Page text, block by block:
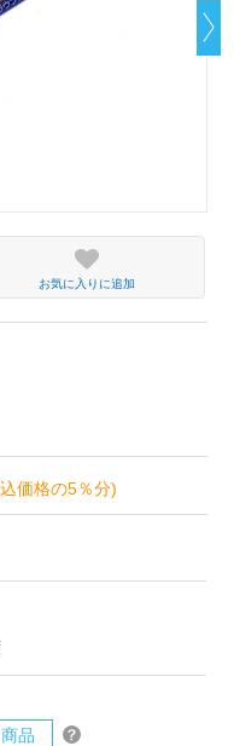
お気に入りに追加
価格の5％分)
品